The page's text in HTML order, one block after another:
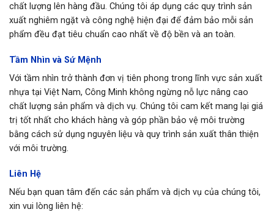
chất lượng lên hàng đầu. Chúng tôi áp dụng các quy trình sản
xuất nghiêm ngặt và công nghệ hiện đại để đảm bảo mỗi sản
phẩm đều đạt tiêu chuẩn cao nhất về độ bền và an toàn.
Tầm Nhìn và Sứ Mệnh
Với tầm nhìn trở thành đơn vị tiên phong trong lĩnh vực sản xuất
nhựa tại Việt Nam, Công Minh không ngừng nỗ lực nâng cao
chất lượng sản phẩm và dịch vụ. Chúng tôi cam kết mang lại giá
trị tốt nhất cho khách hàng và góp phần bảo vệ môi trường
bằng cách sử dụng nguyên liệu và quy trình sản xuất thân thiện
với môi trường.
Liên Hệ
Nếu bạn quan tâm đến các sản phẩm và dịch vụ của chúng tôi,
xin vui lòng liên hệ: